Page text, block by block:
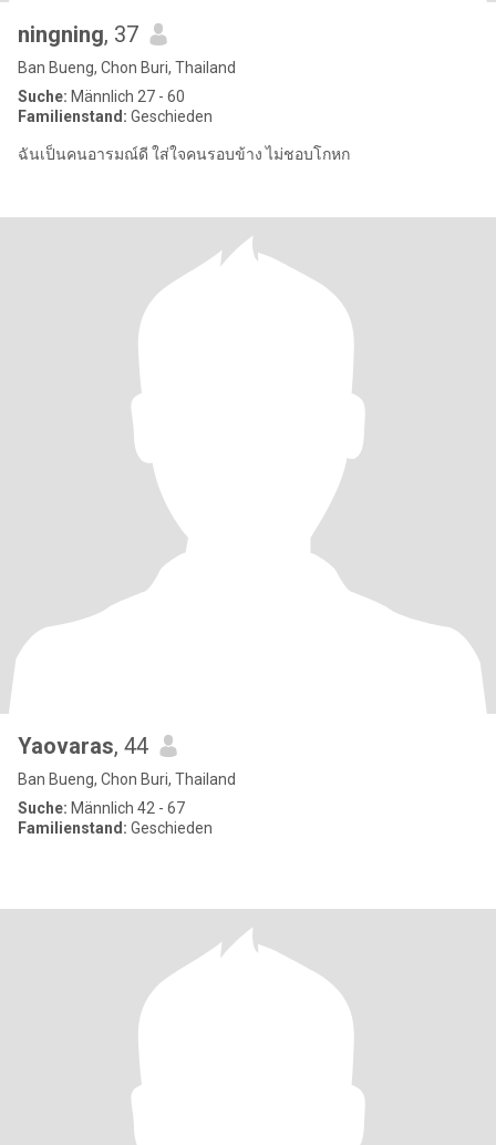
ningning, 37
Ban Bueng, Chon Buri, Thailand
Suche: Männlich 27 - 60
Familienstand: Geschieden
ฉันเป็นคนอารมณ์ดี ใส่ใจคนรอบข้าง ไม่ชอบโกหก
Yaovaras, 44
Ban Bueng, Chon Buri, Thailand
Suche: Männlich 42 - 67
Familienstand: Geschieden